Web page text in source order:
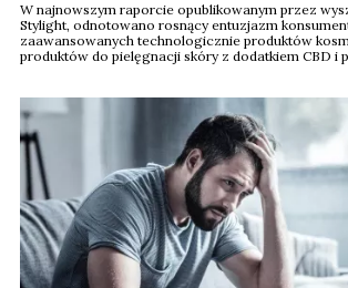
W najnowszym raporcie opublikowanym przez
Stylight, odnotowano rosnący entuzjazm
zaawansowanych technologicznie produktów
produktów do pielęgnacji skóry z dodatkiem CBD i